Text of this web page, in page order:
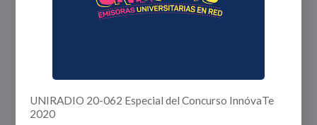
UNIRADIO 20-062 Especial del Concurso InnóvaTe
2020